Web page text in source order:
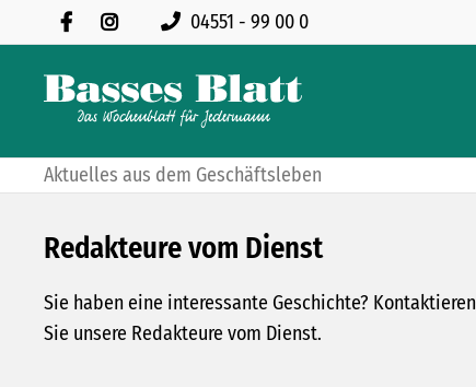
04551 - 99 00 0
Aktuelles aus dem Geschäftsleben
Redakteure vom Dienst
Sie haben eine interessante Geschichte? Kontaktieren
Sie unsere Redakteure vom Dienst.